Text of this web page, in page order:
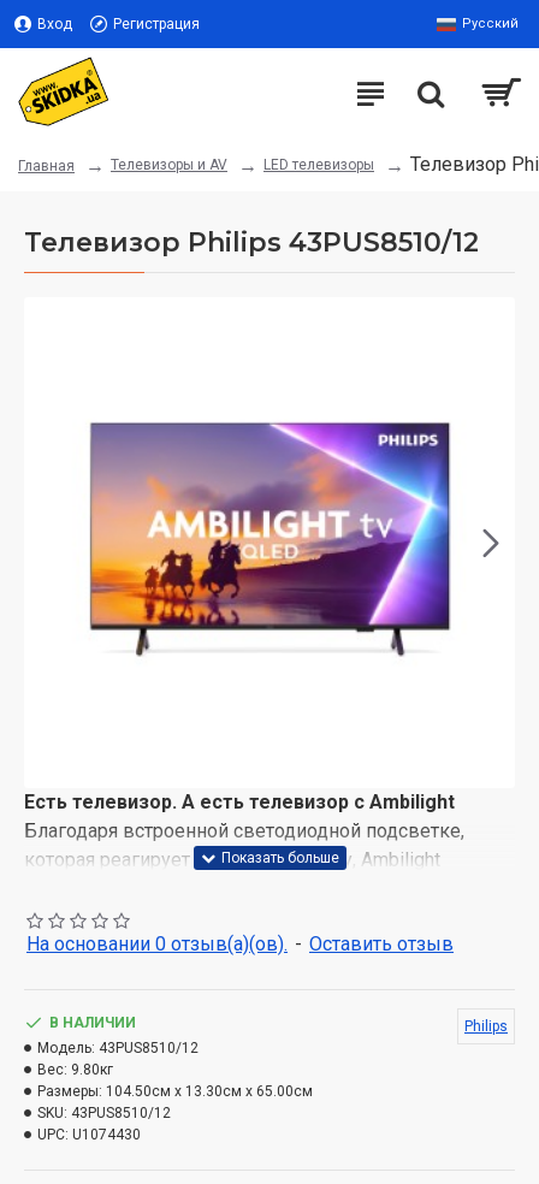
Вход Регистрация Русский
Главная Телевизоры и AV LED телевизоры Телевизор
Телевизор Philips 43PUS8510/12
Есть телевизор. А есть телевизор с Ambilight
Благодаря встроенной светодиодной подсветке,
которая реагирует на каждую сцену, Ambilight
спортивные программы, музыкальные клипы и игры
выходят за пределы экрана, чтобы погрузить вас в
4K QLED для яркого просмотра и качества цветов
на основе квантовых точек
Яркие цвета. Чрезвычайно четкие сцены.
Совершенство изображения на высшем уровне.
На основании 0 отзыв(а)(ов). - Оставить отзыв
В НАЛИЧИИ
Модель: 43PUS8510/12
Вес: 9.80кг
Размеры: 104.50см x 13.30см x 65.00см
SKU: 43PUS8510/12
UPC: U1074430
Philips